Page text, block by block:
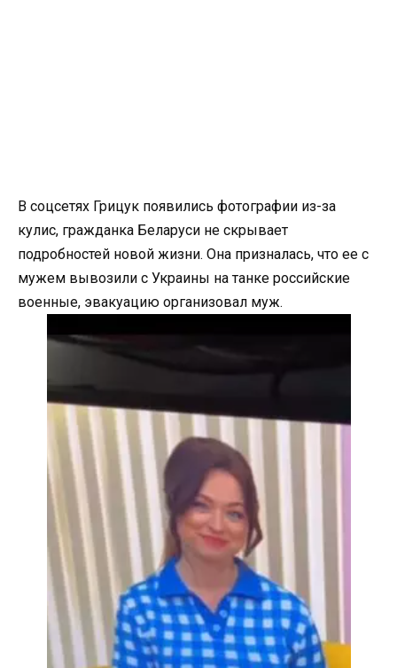
В соцсетях Грицук появились фотографии из-за
кулис, гражданка Беларуси не скрывает
подробностей новой жизни. Она призналась, что ее с
мужем вывозили с Украины на танке российские
военные, эвакуацию организовал муж.